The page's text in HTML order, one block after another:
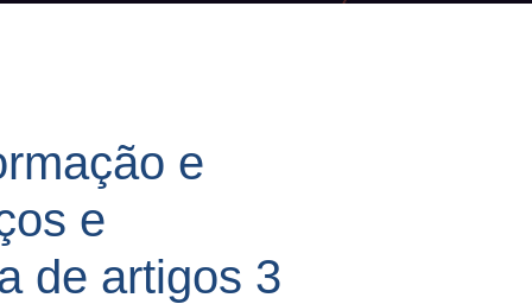
e
e
de artigos 3